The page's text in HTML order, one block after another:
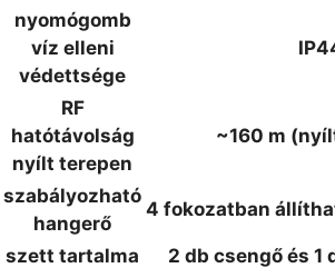
nyomógomb
víz elleni
védettsége
RF
hatótávolság
nyílt terepen
~160 m
szabályozható
hangerő
4 fokozatban
szett tartalma 2 db csengő és 1